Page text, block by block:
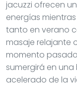
jacuzzi ofrecen
energías
tanto en verano
masaje relajante
momento
sumergirá en
acelerado de la